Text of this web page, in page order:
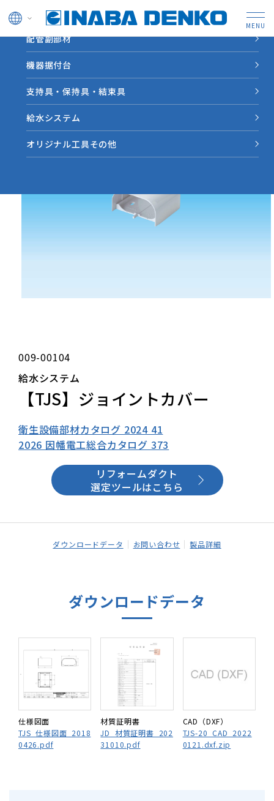
ドレン管
配管副部材
機器据付台
支持具・保持具・結束具
給水システム
オリジナル工具その他
HOME 製品情報 【TJS】ジョイントカバー
009-00104
給水システム
【TJS】ジョイントカバー
衛生設備部材カタログ 2024 41
2026 因幡電工総合カタログ 373
リフォームダクト
選定ツールはこちら
ダウンロードデータ お問い合わせ 製品詳細
ダウンロードデータ
仕様図面
TJS_仕様図面_2018
0426.pdf
材質証明書
JD_材質証明書_202
31010.pdf
CAD（DXF）
TJS-20_CAD_2022
0121.dxf.zip